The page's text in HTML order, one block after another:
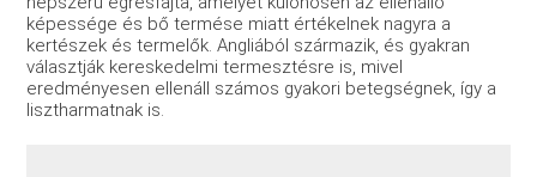
képessége és bő termése miatt értékelnek nagyra a
kertészek és termelők. Angliából származik, és gyakran
választják kereskedelmi termesztésre is, mivel
eredményesen ellenáll számos gyakori betegségnek, így a
lisztharmatnak is.